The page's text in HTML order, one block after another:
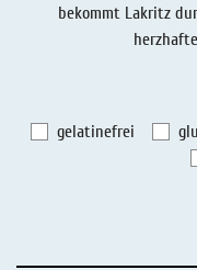
Lakritz - Gutschein
Lakritz - Schachteln
Lakritz -
bekommt Lakritz
gelatinefrei